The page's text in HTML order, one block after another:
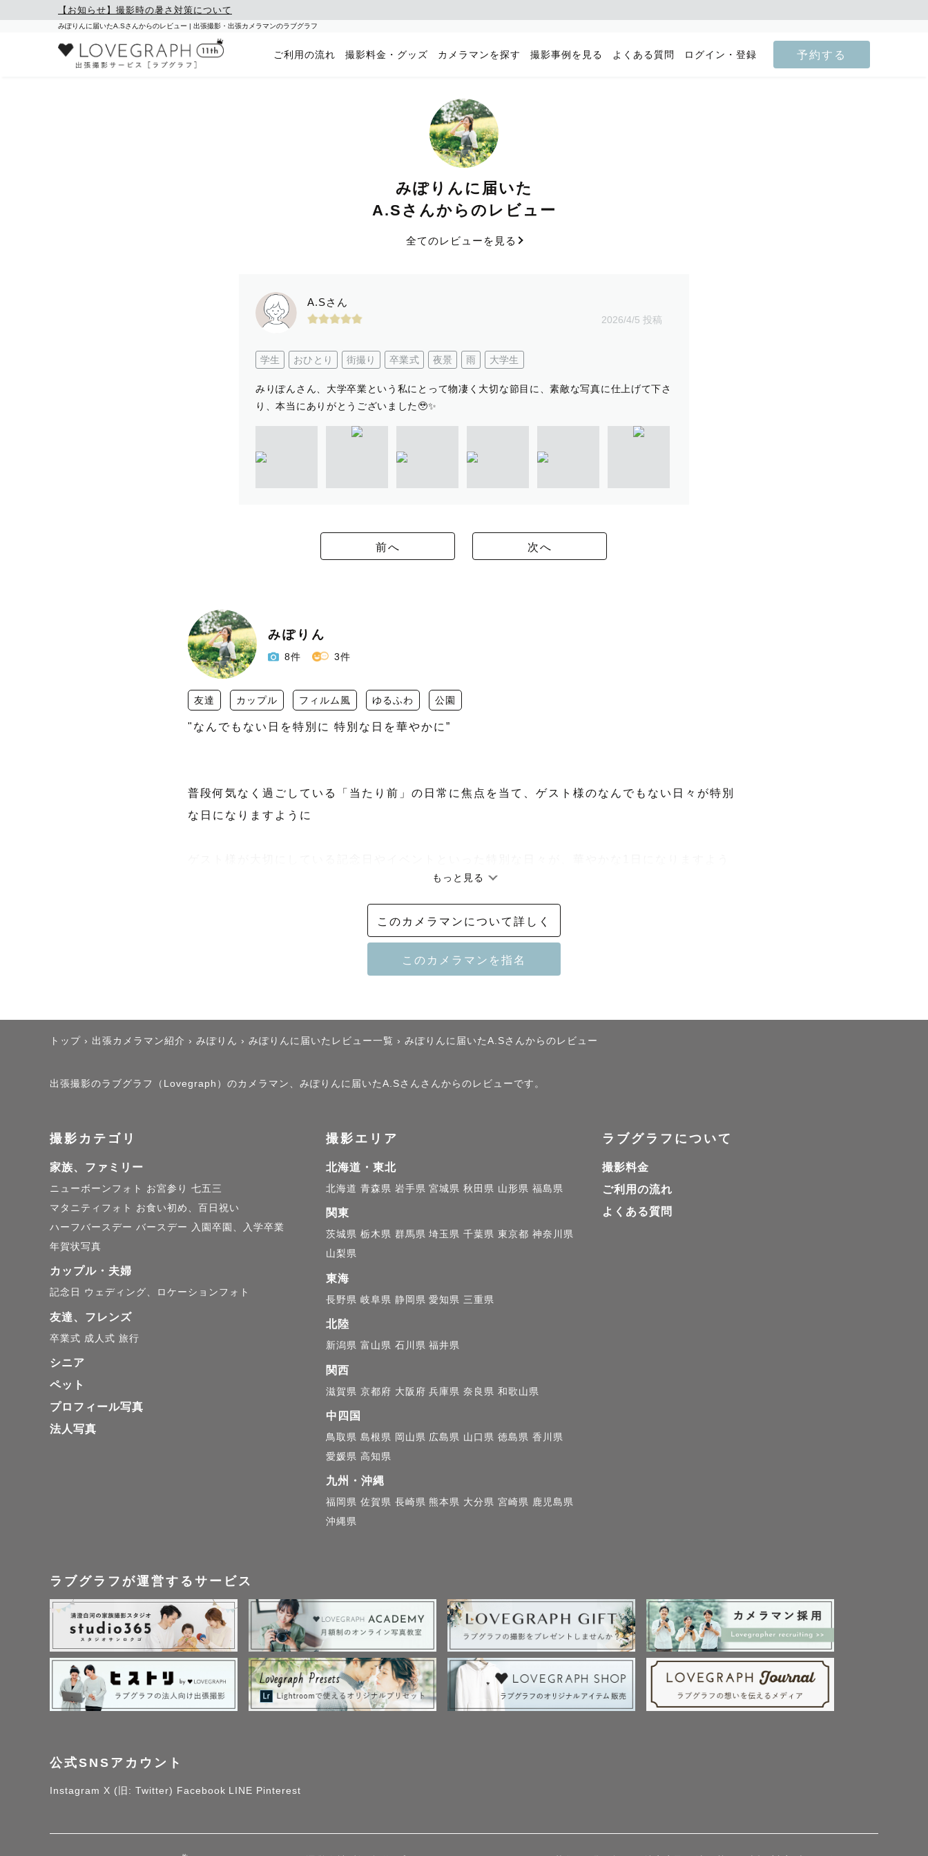
【お知らせ】撮影時の暑さ対策について
みぽりんに届いたA.Sさんからのレビュー | 出張撮影・出張カメラマンのラブグラフ
ご利用の流れ 撮影料金・グッズ カメラマンを探す 撮影事例を見る よくある質問 ログイン・登録 予約する
みぽりんに届いた
A.Sさんからのレビュー
全てのレビューを見る
A.Sさん
2026/4/5 投稿
学生 おひとり 街撮り 卒業式 夜景 雨 大学生
みりぽんさん、大学卒業という私にとって物凄く大切な節目に、素敵な写真に仕上げて下さ
り、本当にありがとうございました🥹✨
前へ 次へ
みぽりん
8件 3件
友達 カップル フィルム風 ゆるふわ 公園
"なんでもない日を特別に 特別な日を華やかに”
普段何気なく過ごしている「当たり前」の日常に焦点を当て、ゲスト様のなんでもない日々が特別
な日になりますように
┈┈┈┈┈┈┈┈┈ ❁ ❁ ❁┈┈┈┈┈┈┈┈
自分が辛い時、ネガティブになっている時に、昔は楽しかったなぁ、あの頃に戻りたいなぁとよく
懐古してしまいます。
でもそれは連鎖的なもので、未来の自分が今の自分に対しても、感じる時が来るのだと思います。
結局みんな、今を生きるのに精一杯だから気が付かないけれど、
"今”の本当の大切さって時間が経ってからようやく気づくものだったりするのではないでしょう
撮影してすぐはもちろん、数ヶ月、数年後にゲスト様が自分自身を振り返った時に、
あの時もこの時も、自分はその時々を精一杯楽しんでいたんだなぁと自信が持てるように。
何百枚、何千枚と写真が残せる今だからこそ、ただ「良い写真」で終わるのではなく
撮影前のドキドキワクワク、撮影中の楽しい気持ち、撮影後の余韻、納品後の喜び、といったゲス
ト様の心に残る撮影をご提供したいと思っております！
【みぽりんって？‎⋆✴︎˚🍒】
●周りからは、"明るくておしゃべりな人”と言われることが多いですが、ゲスト様に合わせたコミ
ュニケーションをとらせて頂きますので、喋るのが苦手…、人見知り…という方もご安心くださ
い！
●親戚に1~12歳くらいの子供が多く、お子様と関わるのも大好きなので、家族写真、大歓迎です！
（七五三、おうちフォト、バースデーフォト の経験ございます）
本業との兼ね合いで、メインは平日撮影となります。
絡をお願いしております🙇🏻‍♀️‪‪
もっと見る
このカメラマンについて詳しく
トップ › 出張カメラマン紹介 › みぽりん › みぽりんに届いたレビュー一覧 › みぽりんに届いたA.Sさんからのレビュー
出張撮影のラブグラフ（Lovegraph）のカメラマン、みぽりんに届いたA.Sさんさんからのレビューです。
撮影カテゴリ
家族、ファミリー
ニューボーンフォト お宮参り 七五三
マタニティフォト
お食い初め、百日祝い
ハーフバースデー バースデー
入園卒園、入学卒業
年賀状写真
カップル・夫婦
記念日 ウェディング、ロケーションフォト
友達、フレンズ
卒業式 成人式 旅行
シニア
ペット
プロフィール写真
法人写真
撮影エリア
北海道・東北
北海道 青森県 岩手県 宮城県 秋田県 山形県 福島県
関東
茨城県 栃木県 群馬県 埼玉県 千葉県 東京都 神奈川県
山梨県
東海
長野県 岐阜県 静岡県 愛知県 三重県
北陸
新潟県 富山県 石川県 福井県
関西
滋賀県 京都府 大阪府 兵庫県 奈良県 和歌山県
中四国
鳥取県 島根県 岡山県 広島県 山口県 徳島県 香川県
愛媛県 高知県
九州・沖縄
福岡県 佐賀県 長崎県 熊本県 大分県 宮崎県 鹿児島県
沖縄県
ラブグラフについて
撮影料金
ご利用の流れ
よくある質問
ラブグラフが運営するサービス
公式SNSアカウント
Instagram X (旧: Twitter) Facebook LINE Pinterest